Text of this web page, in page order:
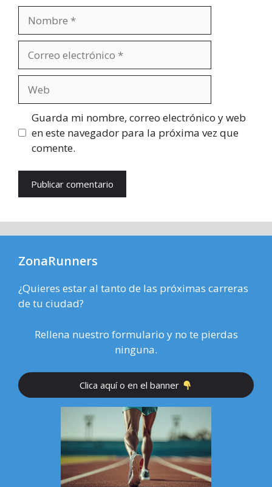
electrónico
Guarda mi nombre, correo electrónico y web
en este navegador para la próxima vez que
comente.
ZonaRunners
¿Quieres estar al tanto de las próximas carreras
de tu ciudad?
Rellena nuestro formulario y no te pierdas
ninguna.
Clica aquí o en el banner